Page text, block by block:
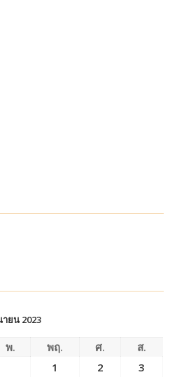
ยน 2023
พ. พฤ. ศ.
ส.
1
2
3